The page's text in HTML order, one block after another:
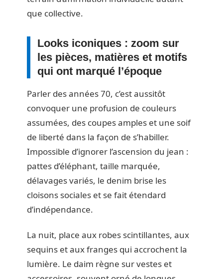
que collective.
Looks iconiques : zoom sur
les pièces, matières et motifs
qui ont marqué l’époque
Parler des années 70, c’est aussitôt
convoquer une profusion de couleurs
assumées, des coupes amples et une soif
de liberté dans la façon de s’habiller.
Impossible d’ignorer l’ascension du jean :
pattes d’éléphant, taille marquée,
délavages variés, le denim brise les
cloisons sociales et se fait étendard
d’indépendance.
La nuit, place aux robes scintillantes, aux
sequins et aux franges qui accrochent la
lumière. Le daim règne sur vestes et